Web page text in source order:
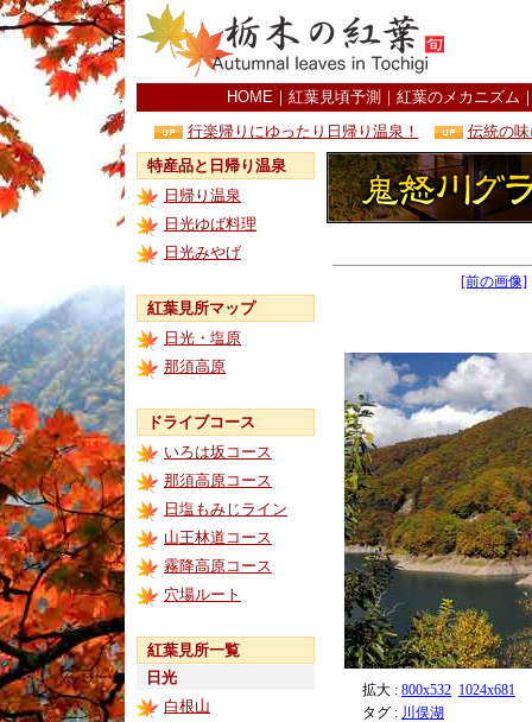
HOME ｜ 紅葉見頃予測 ｜ 紅葉のメカニズム
行楽帰りにゆったり日帰り温泉！
伝統の
特産品と日帰り温泉
日帰り温泉
日光ゆば料理
日光みやげ
紅葉見所マップ
日光・塩原
那須高原
ドライブコース
いろは坂コース
那須高原コース
日塩もみじライン
山王林道コース
霧降高原コース
穴場ルート
紅葉見所一覧
日光
白根山
[前の画像]
拡大 : 800x532 1024x681
タグ : 川俣湖